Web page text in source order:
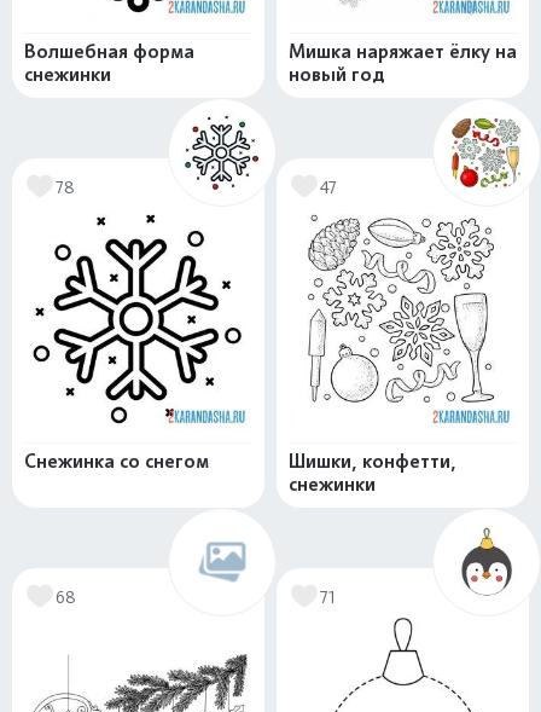
Волшебная форма
снежинки
Мишка наряжает ёлку на
новый год
78
Снежинка со снегом
47
Шишки, конфетти,
снежинки
68 71